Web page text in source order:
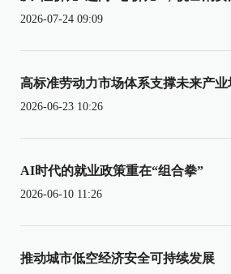
2026-07-24 09:09
高标准劳动力市场体系支撑未来产业
2026-06-23 10:26
AI时代的就业政策重在“组合拳”
2026-06-10 11:26
推动城市低空经济安全可持续发展